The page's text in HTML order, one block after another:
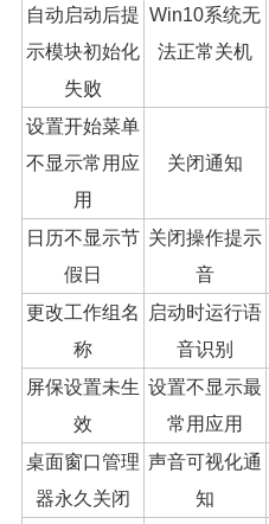
自动启动后提
示模块初始化
失败
Win10系统无
法正常关机
设置开始菜单
不显示常用应
用
关闭通知
日历不显示节
假日
关闭操作提示
音
更改工作组名
称
启动时运行语
音识别
屏保设置未生
效
设置不显示最
常用应用
桌面窗口管理
器永久关闭
声音可视化通
知